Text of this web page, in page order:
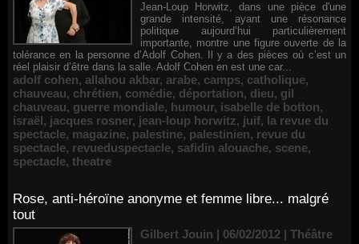
Jean-Loup Horwitz, dans une pièce d'une
grande intensité, ayant une résonance
politique aujourd’hui particulièrement
importante, montre une figure ouverte de la
tolérance en la personne d’Adolf Cohen. Il y a des pièces où c’est un
réel plaisir d’être dans la salle. Adolf Cohen en est une car...
adolf cohen, allahou akbar, arabe, camps, catholique,
chauveau, chrétien, comédie, déportation, dieu, gil
chauveau, guerre mondiale, humour, isabelle de botton,
israël, jacques rosner, jean-loup horwitz, juif, la revue du
spectacle, magazine, palestine, palestinien, revue du
spectacle, revueduspectacle, safidin alouache, scene,
spectacle, theatre
Rose, anti-héroïne anonyme et femme libre... malgré
tout
Gilbert Jouin | 06/02/2012 | Théâtre